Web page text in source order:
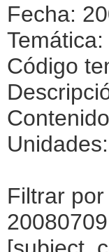
Fecha:
Código
Filtrar por fila: pcaxis Object ( [axis_version] => [creation_date] => 20080709 [note] => [subject_area] => Hogares de los inmigrantes [subject_code] => 02 [matrix] => 02002 [title] => Hogares con inmigrantes por comunidad autónoma, según año de llegada del pionero [description] => [contents] => Hogares con inmigrantes [units] => hogares [stub] => Array ( [0] => comunidades autónomas ) [heading] => Array ( [0] => año de llegada del pionero ) [prestext] => [values] => Array ( [:www.ine.es tel: " "+34 91 5839100 ";